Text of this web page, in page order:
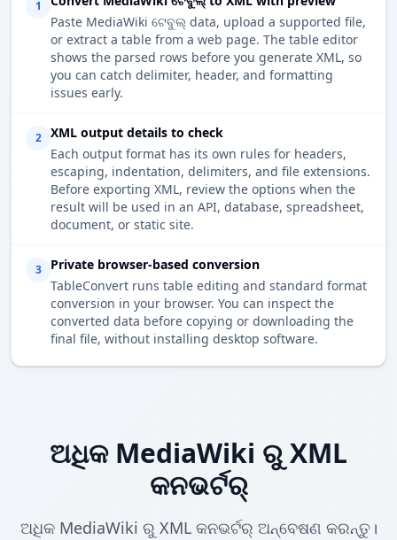
1
Paste MediaWiki ଟେବୁଲ୍ data, upload a supported file,
or extract a table from a web page. The table editor
shows the parsed rows before you generate XML, so
you can catch delimiter, header, and formatting
issues early.
2
XML output details to check
Each output format has its own rules for headers,
escaping, indentation, delimiters, and file extensions.
Before exporting XML, review the options when the
result will be used in an API, database, spreadsheet,
document, or static site.
3
Private browser-based conversion
TableConvert runs table editing and standard format
conversion in your browser. You can inspect the
converted data before copying or downloading the
final file, without installing desktop software.
ଅଧିକ MediaWiki ରୁ XML
କନଭର୍ଟର୍
ଅଧିକ MediaWiki ରୁ XML କନଭର୍ଟର୍ ଅନ୍ବେଷଣ କରନ୍ତୁ।